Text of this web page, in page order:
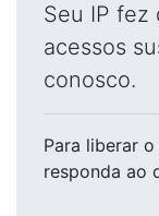
Seu IP fez
acessos
conosco.
Para liberar o
responda ao